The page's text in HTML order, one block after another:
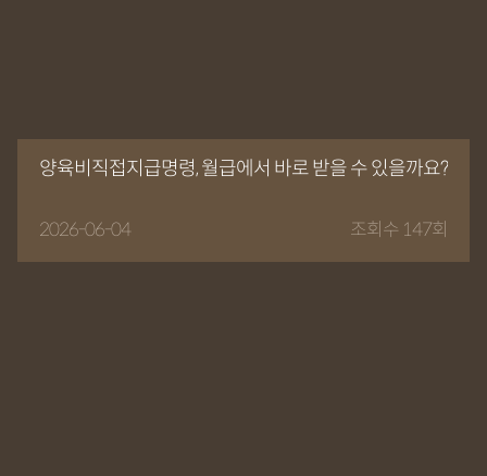
양육비직접지급명령, 월급에서 바로 받을 수 있을까요?
2026-06-04 조회수 147회